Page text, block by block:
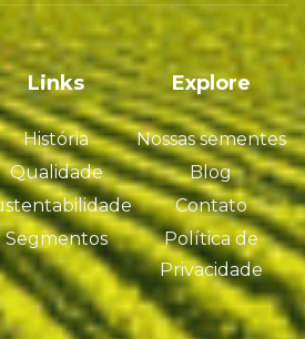
Links
História
Qualidade
Segmentos
Explore
Nossas sementes
Blog
Contato
Política de
Privacidade